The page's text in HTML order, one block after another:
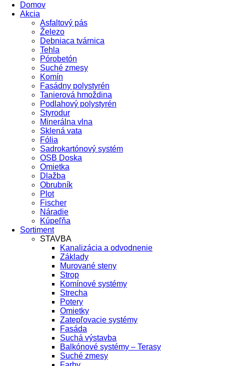
Domov
Akcia
Asfaltový pás
Železo
Debniaca tvárnica
Tehla
Pórobetón
Suché zmesy
Komín
Fasádny polystyrén
Tanierová hmoždina
Podlahový polystyrén
Styrodur
Minerálna vlna
Sklená vata
Fólia
Sadrokartónový systém
OSB Doska
Omietka
Dlažba
Obrubník
Plot
Fischer
Náradie
Kúpeľňa
Sortiment
STAVBA
Kanalizácia a odvodnenie
Základy
Murované steny
Strop
Komínové systémy
Strecha
Potery
Omietky
Zatepľovacie systémy
Fasáda
Suchá výstavba
Balkónové systémy – Terasy
Suché zmesy